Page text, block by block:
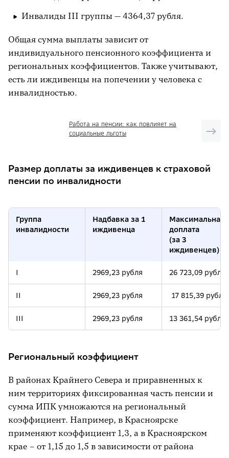
Инвалиды III группы — 4364,37 рубля.
Общая сумма выплаты зависит от
индивидуального пенсионного коэффициента и
региональных коэффициентов. Также учитывают,
есть ли иждивенцы на попечении у человека с
инвалидностью.
Работа на пенсии: как повлияет на
социальные льготы
Размер доплаты за иждивенцев к страховой
пенсии по инвалидности
Группа
инвалидности
Надбавка за 1
иждивенца
Максимальная
доплата
(за 3
иждивенцев)
I 2969,23 рубля 26 723,09 рубля
II 2969,23 рубля 17 815,39 рубля
III 2969,23 рубля 13 361,54 рубля
Региональный коэффициент
В районах Крайнего Севера и приравненных к
ним территориях фиксированная часть пенсии и
сумма ИПК умножаются на региональный
коэффициент. Например, в Красноярске
применяют коэффициент 1,3, а в Красноярском
крае – от 1,15 до 1,5 в зависимости от района